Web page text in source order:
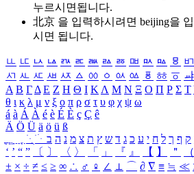
누르시면됩니다.
北京 을 입력하시려면 beijing을
시면 됩니다.
ㅥ ㅦ ㅧ ㅨ ㅩ ㅪ ㅫ ㅬ ㅭ ㅮ ㅯ ㅰ ㅱ ㅲ
ㅺ ㅻ ㅼ ㅽ ㅾ ㅿ ㆀ ㆁ ㆂ ㆃ ㆄ ㆅ ㆆ ㆇ
Α Β ΓΔ Ε Ζ Η Θ Ι ΚΛ Μ Ν Ξ Ο Π Ρ Σ Τ
θ ι κ λ μ ν ξ ο π ρ σ τ υ φ χ ψ ω
á à Á À é è É È ç Ç ê
Ä Ö Ü ä ö ü ß
ִֶֹ ֻּ ׁׂ ק ף ך ל ח י ע כ ג ד ש ץ ת צ מ נ ה ב
‘ ’ “ ” 〔 〕 〈 〉 「 」 『 』 【 】 ＂ （
± × ÷ ≠ ≤ ≥ ∞ ∴ ♂ ♀ ∠ ⊥ ⌒ ∂ ∇ ≡ ≒ ≪